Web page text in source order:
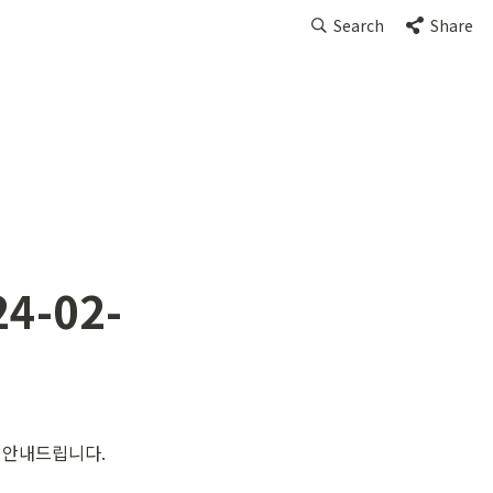
Search Share
02-
내드립니다.